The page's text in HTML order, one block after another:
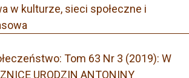
w kulturze, sieci społeczne i
Tom 63 Nr 3 (2019): W
URODZIN ANTONINY